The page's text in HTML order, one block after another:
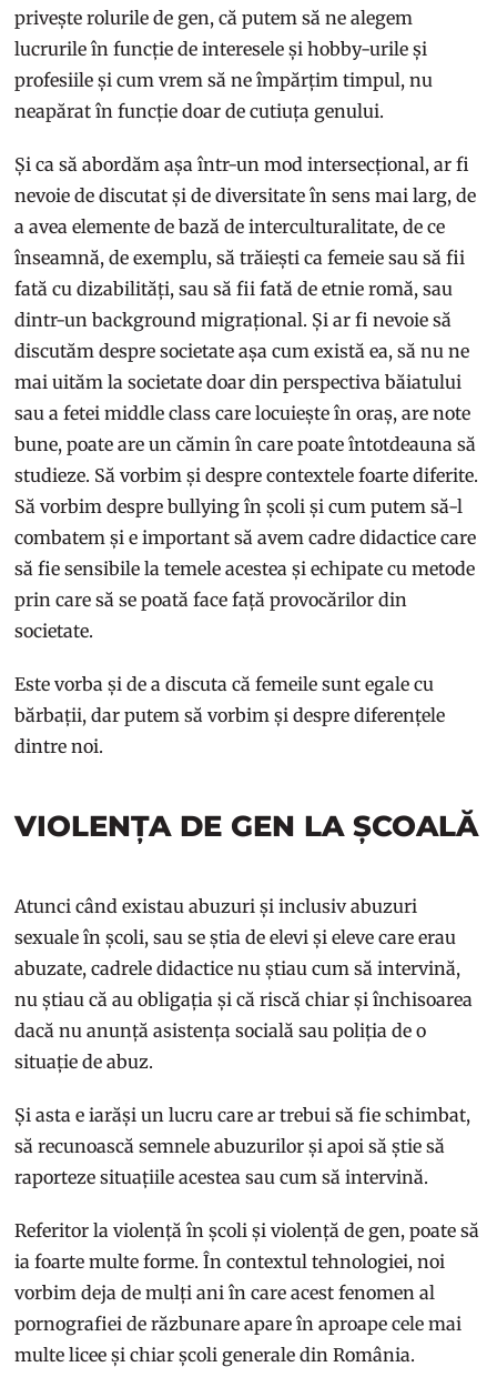
privește rolurile de gen, că putem să ne alegem
lucrurile în funcție de interesele și hobby-urile și
profesiile și cum vrem să ne împărțim timpul, nu
neapărat în funcție doar de cutiuța genului.
Și ca să abordăm așa într-un mod intersecțional, ar fi
nevoie de discutat și de diversitate în sens mai larg, de
a avea elemente de bază de interculturalitate, de ce
înseamnă, de exemplu, să trăiești ca femeie sau să fii
fată cu dizabilități, sau să fii fată de etnie romă, sau
dintr-un background migrațional. Și ar fi nevoie să
discutăm despre societate așa cum există ea, să nu ne
mai uităm la societate doar din perspectiva băiatului
sau a fetei middle class care locuiește în oraș, are note
bune, poate are un cămin în care poate întotdeauna să
studieze. Să vorbim și despre contextele foarte diferite.
Să vorbim despre bullying în școli și cum putem să-l
combatem și e important să avem cadre didactice care
să fie sensibile la temele acestea și echipate cu metode
prin care să se poată face față provocărilor din
societate.
Este vorba și de a discuta că femeile sunt egale cu
bărbații, dar putem să vorbim și despre diferențele
dintre noi.
VIOLENȚA DE GEN LA ȘCOALĂ
Atunci când existau abuzuri și inclusiv abuzuri
sexuale în școli, sau se știa de elevi și eleve care erau
abuzate, cadrele didactice nu știau cum să intervină,
nu știau că au obligația și că riscă chiar și închisoarea
dacă nu anunță asistența socială sau poliția de o
situație de abuz.
Și asta e iarăși un lucru care ar trebui să fie schimbat,
să recunoască semnele abuzurilor și apoi să știe să
raporteze situațiile acestea sau cum să intervină.
Referitor la violență în școli și violență de gen, poate să
ia foarte multe forme. În contextul tehnologiei, noi
vorbim deja de mulți ani în care acest fenomen al
pornografiei de răzbunare apare în aproape cele mai
multe licee și chiar școli generale din România.